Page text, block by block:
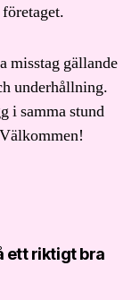
misstag gällande
underhållning.
i samma stund
ett riktigt bra